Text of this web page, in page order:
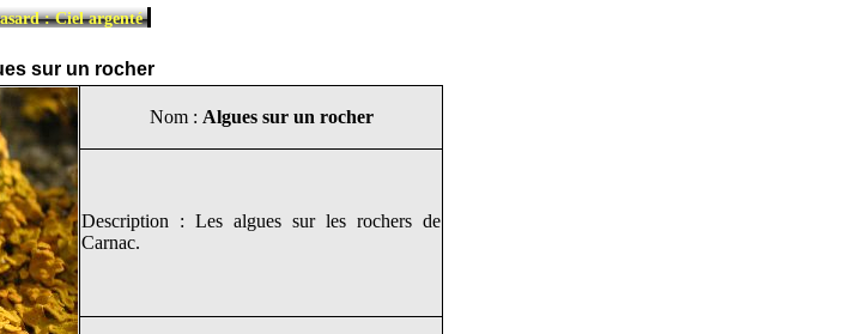
: Ciel argenté
sur un rocher
Nom : Algues sur un rocher
Description : Les algues sur les rochers de
Carnac.